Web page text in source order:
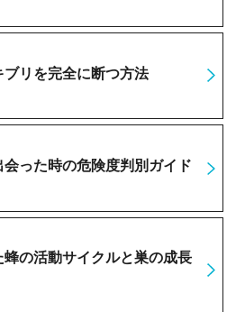
リを完全に断つ方法
った時の危険度判別ガイド
の活動サイクルと巣の成長